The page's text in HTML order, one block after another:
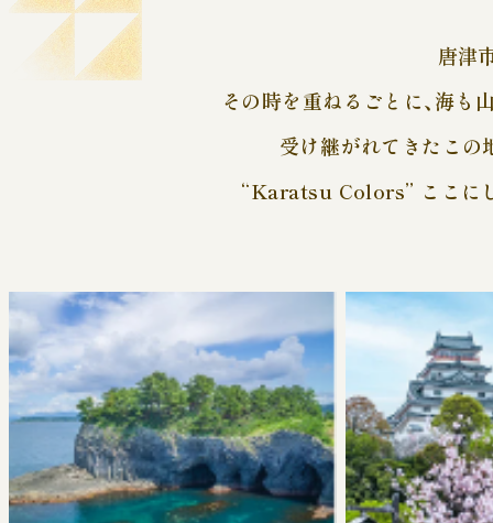
唐津
その時を重ねるごとに、海も
受け継がれてきたこの
“Karatsu Colors” ここに